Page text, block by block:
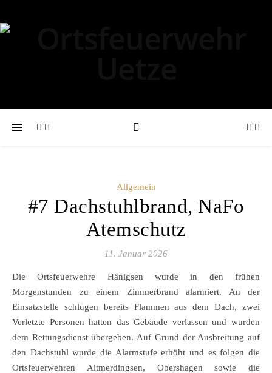
Allgemein
#7 Dachstuhlbrand, NaFo
Atemschutz
11. Januar 2026
Die Ortsfeuerwehre Hänigsen wurde in den frühen
Morgenstunden zu einem Zimmerbrand alarmiert. An der
Einsatzstelle schlugen bereits Flammen aus dem Dach, zwei
Verletzte Personen hatten das Gebäude verlassen und wurden
dem Rettungsdienst übergeben. Auf Grund der Ausbreitung auf
den Dachstuhl wurde die Alarmstufe erhöht und es folgen die
Ortsfeuerwehren Altmerdingsen, Obershagen sowie die